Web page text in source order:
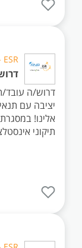
ESR - השמה להייטק
דרוש/ה
יציבה עם
אלינו!
תיקוני